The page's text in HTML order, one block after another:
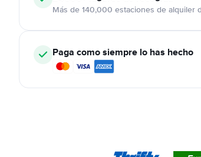
Más de 140,000 estaciones de alquiler
Paga como siempre lo has hecho